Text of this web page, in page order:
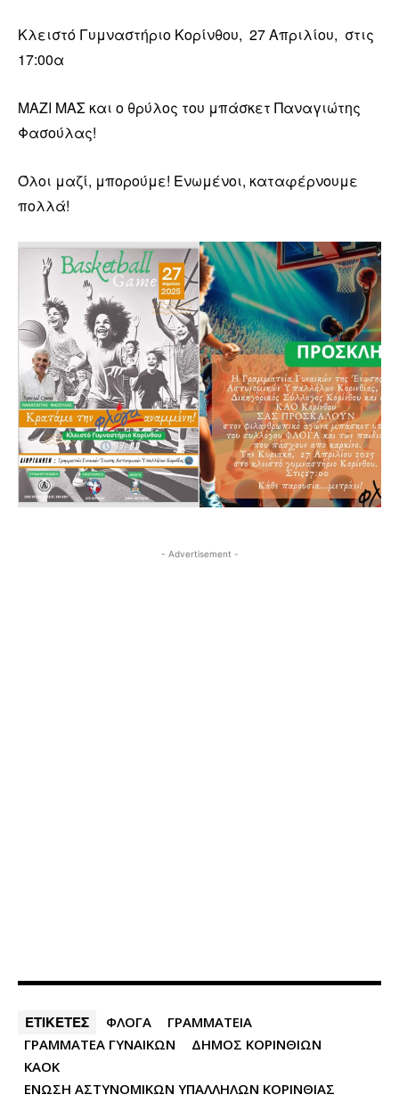
Κλειστό Γυμναστήριο Κορίνθου, 27 Απριλίου, στις
17:00α
ΜΑΖΙ ΜΑΣ και ο θρύλος του μπάσκετ Παναγιώτης
Φασούλας!
Όλοι μαζί, μπορούμε! Ενωμένοι, καταφέρνουμε
πολλά!
- Advertisement -
ΕΤΙΚΕΤΕΣ ΦΛΟΓΑ
ΓΡΑΜΜΑΤΕΙΑ
ΓΡΑΜΜΑΤΕΑ ΓΥΝΑΙΚΩΝ
ΔΗΜΟΣ ΚΟΡΙΝΘΙΩΝ
ΚΑΟΚ
ΕΝΩΣΗ ΑΣΤΥΝΟΜΙΚΩΝ ΥΠΑΛΛΗΛΩΝ ΚΟΡΙΝΘΙΑΣ